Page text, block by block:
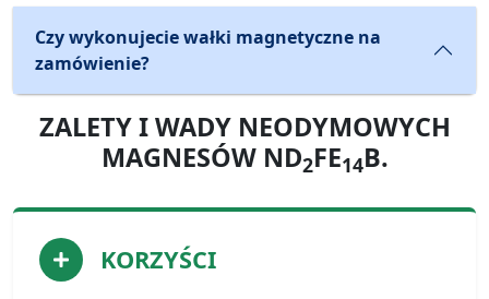
Czy wykonujecie wałki magnetyczne na
zamówienie?
ZALETY I WADY NEODYMOWYCH
MAGNESÓW ND2FE14B.
KORZYŚCI